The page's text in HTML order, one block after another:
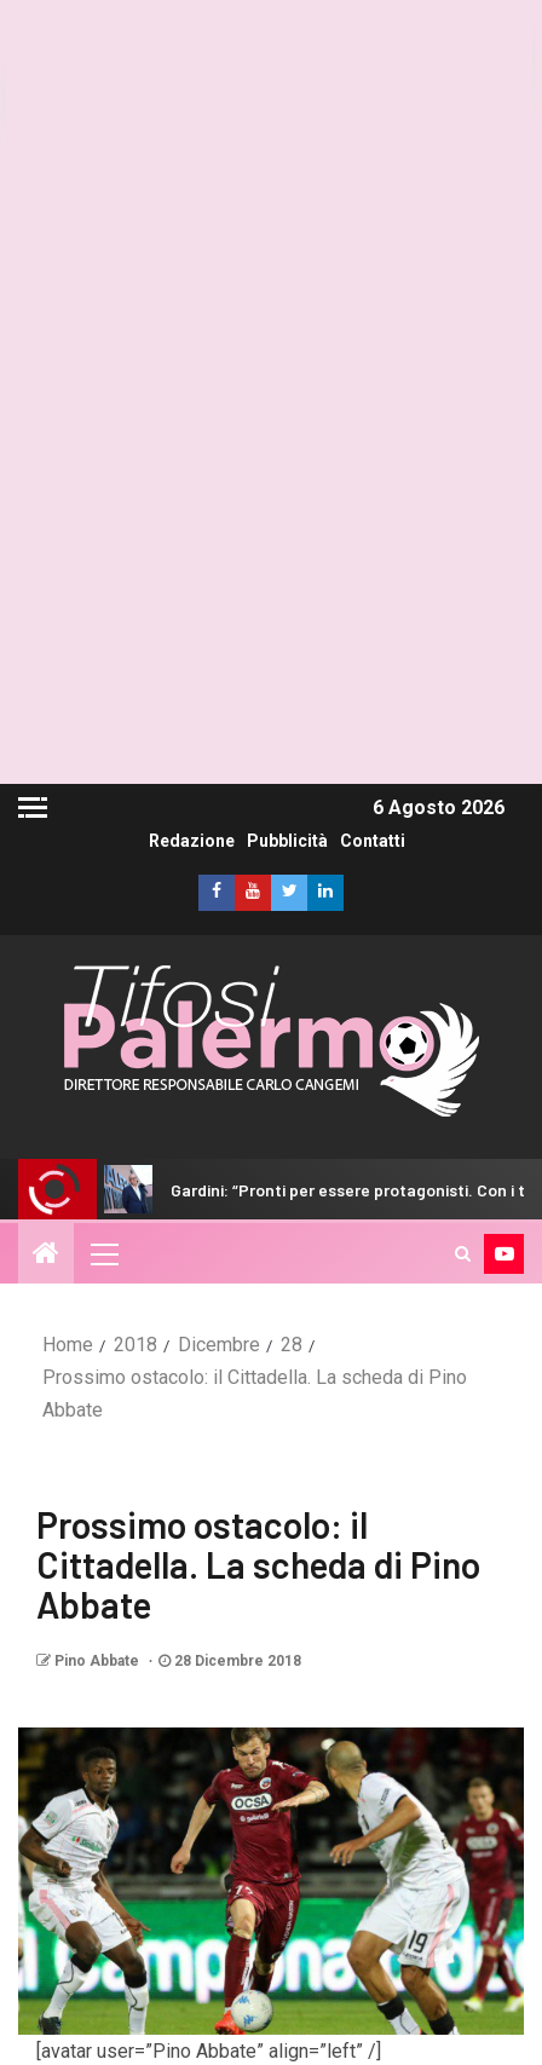
6 Agosto 2026
Redazione Pubblicità Contatti
“Pronti per essere protagonisti. Con i tifosi nulla è impossibile”
Home 2018 Dicembre
28
Prossimo ostacolo: il Cittadella. La scheda di Pino
Abbate
Prossimo ostacolo: il
Cittadella. La scheda di Pino
Abbate
Pino Abbate 28 Dicembre 2018
[avatar user=”Pino Abbate” align=”left” /]